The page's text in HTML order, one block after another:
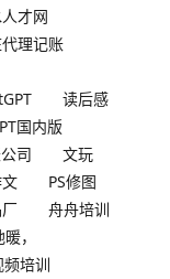
才网
理记账
读后感
国内版
司
文玩
PS修图
舟舟培训
，
频培训